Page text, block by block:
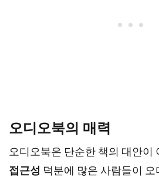
오디오북의 매력
오디오북은 단순한 책의 대안이
접근성 덕분에 많은 사람들이